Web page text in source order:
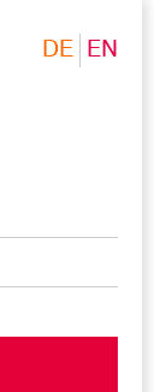
DE EN